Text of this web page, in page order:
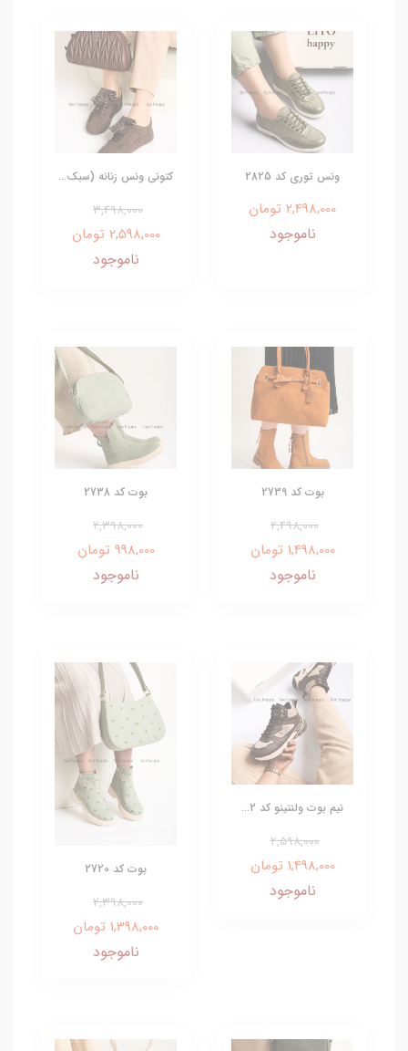
ونس توری کد 2825
2,498,000 تومان
ناموجود
کتونی ونس زنانه (سبک...
3,498,000
2,598,000 تومان
ناموجود
بوت کد 2739
2,498,000
1,498,000 تومان
ناموجود
بوت کد 2738
2,398,000
998,000 تومان
ناموجود
نیم بوت ولنتینو کد 2...
2,598,000
1,498,000 تومان
ناموجود
بوت کد 2720
2,398,000
1,398,000 تومان
ناموجود